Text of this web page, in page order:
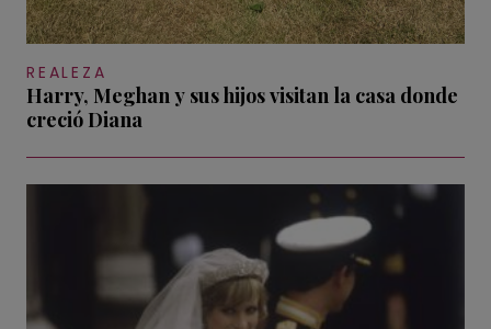
REALEZA
Harry, Meghan y sus hijos visitan la casa donde
creció Diana